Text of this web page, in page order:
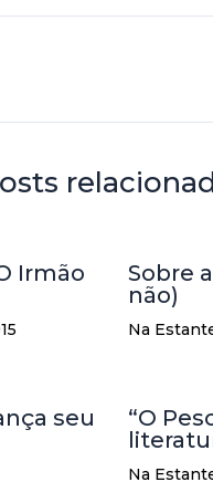
Irmão
Sobre
não)
Na
seu
“O
Na